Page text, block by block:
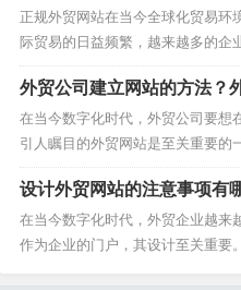
确建站目的首先，我们需要明确建
正规外贸网站在当今全球化贸易环
际贸易的日益频繁，越来越多的企
介绍一些正规外贸网站，并对其中
1. Alibaba作为全球最大的B2B电子
网站的典范。该平台汇聚了全球各
外贸公司建立网站的方法？
网站？
在当今数字化时代，外贸公司要想
引人瞩目的外贸网站是至关重要的
的方法，以及如何在建设过程中打
多商机。选择合适的域名在外贸公
选择一个合适的域名。一个简单易
设计外贸网站的注意事项有
在当今数字化时代，外贸企业越来
作为企业的门户，其设计至关重要